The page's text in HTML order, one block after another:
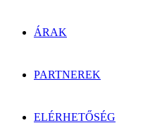
ÁRAK
PARTNEREK
ELÉRHETŐSÉG